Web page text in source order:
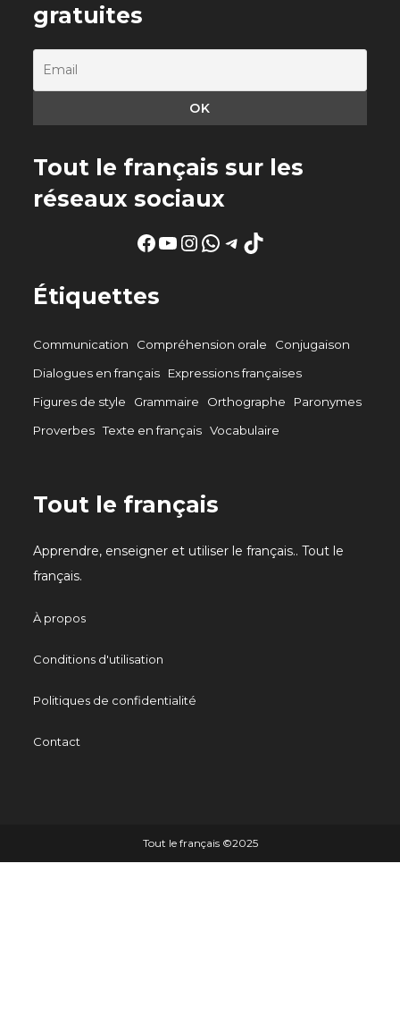
gratuites
Tout le français sur les
réseaux sociaux
Facebook
YouTube
Instagram
WhatsApp
Telegram
TikTok
Étiquettes
Communication Compréhension orale
Conjugaison
Dialogues en français
Expressions françaises
Figures de style
Grammaire Orthographe
Paronymes
Proverbes Texte en français Vocabulaire
Tout le français
Apprendre, enseigner et utiliser le français.. Tout le
français.
À propos
Conditions d'utilisation
Politiques de confidentialité
Contact
Tout le français ©️2025